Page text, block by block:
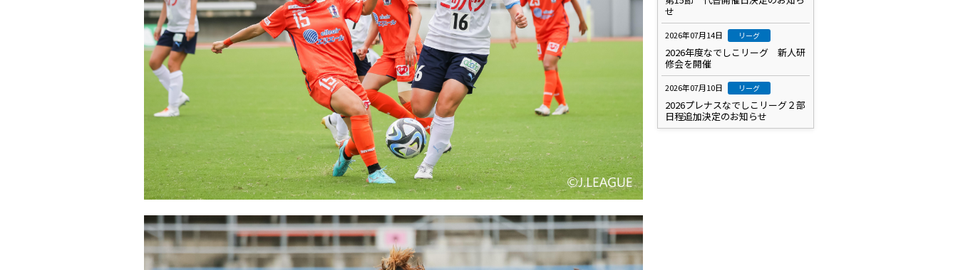
せ
2026年07月14日 リーグ
2026年度なでしこリーグ 新人研
修会を開催
2026年07月10日 リーグ
2026プレナスなでしこリーグ２部
日程追加決定のお知らせ